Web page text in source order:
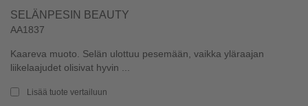
SELÄNPESIN BEAUTY
AA1837
Kaareva muoto. Selän ulottuu pesemään, vaikka yläraajan
liikelaajudet olisivat hyvin ...
Lisää tuote vertailuun